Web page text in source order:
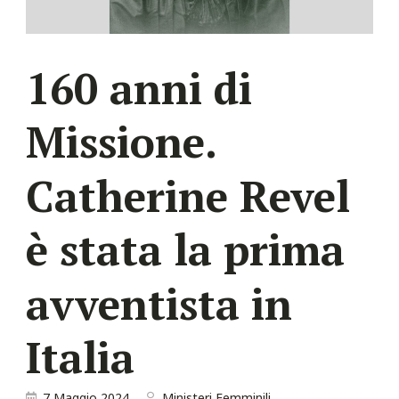
160 anni di
Missione.
Catherine Revel
è stata la prima
avventista in
Italia